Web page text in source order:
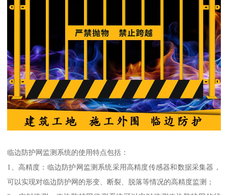
临边防护网监测系统的使用特点包括：
1、高精度：临边防护网监测系统采用高精度传感器和数据采集器，
可以实现对临边防护网的形变、断裂、脱落等情况的高精度监测；